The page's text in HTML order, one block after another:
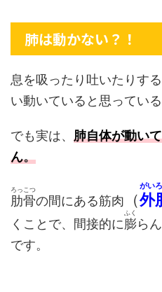
肺は動かない？！
息を吸ったり吐いたりす
い動いていると思ってい
でも実は、 肺自体が動い
ん。
肋骨
ろっこつ
の間にある筋肉 （外
がい
くことで、間接的に膨
ふく
ら
です。